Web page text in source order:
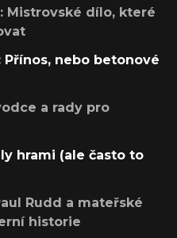
Mistrovské dílo, které
nebo betonové
a rady pro
hrami (ale často to
Rudd a mateřské
historie